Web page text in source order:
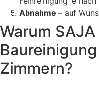
Abnahme – auf
Warum
Zimmern?